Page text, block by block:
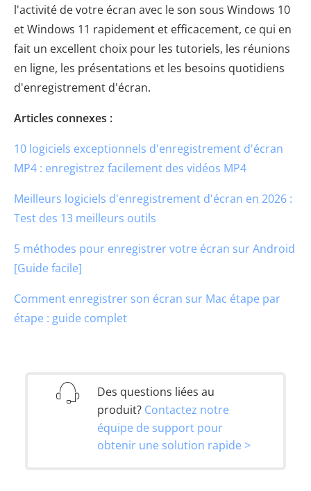
l'activité de votre écran avec le son sous Windows 10
et Windows 11 rapidement et efficacement, ce qui en
fait un excellent choix pour les tutoriels, les réunions
en ligne, les présentations et les besoins quotidiens
d'enregistrement d'écran.
Articles connexes :
10 logiciels exceptionnels d'enregistrement d'écran
MP4 : enregistrez facilement des vidéos MP4
Meilleurs logiciels d'enregistrement d'écran en 2026 :
Test des 13 meilleurs outils
5 méthodes pour enregistrer votre écran sur Android
[Guide facile]
Comment enregistrer son écran sur Mac étape par
étape : guide complet
Des questions liées au
produit? Contactez notre
équipe de support pour
obtenir une solution rapide >